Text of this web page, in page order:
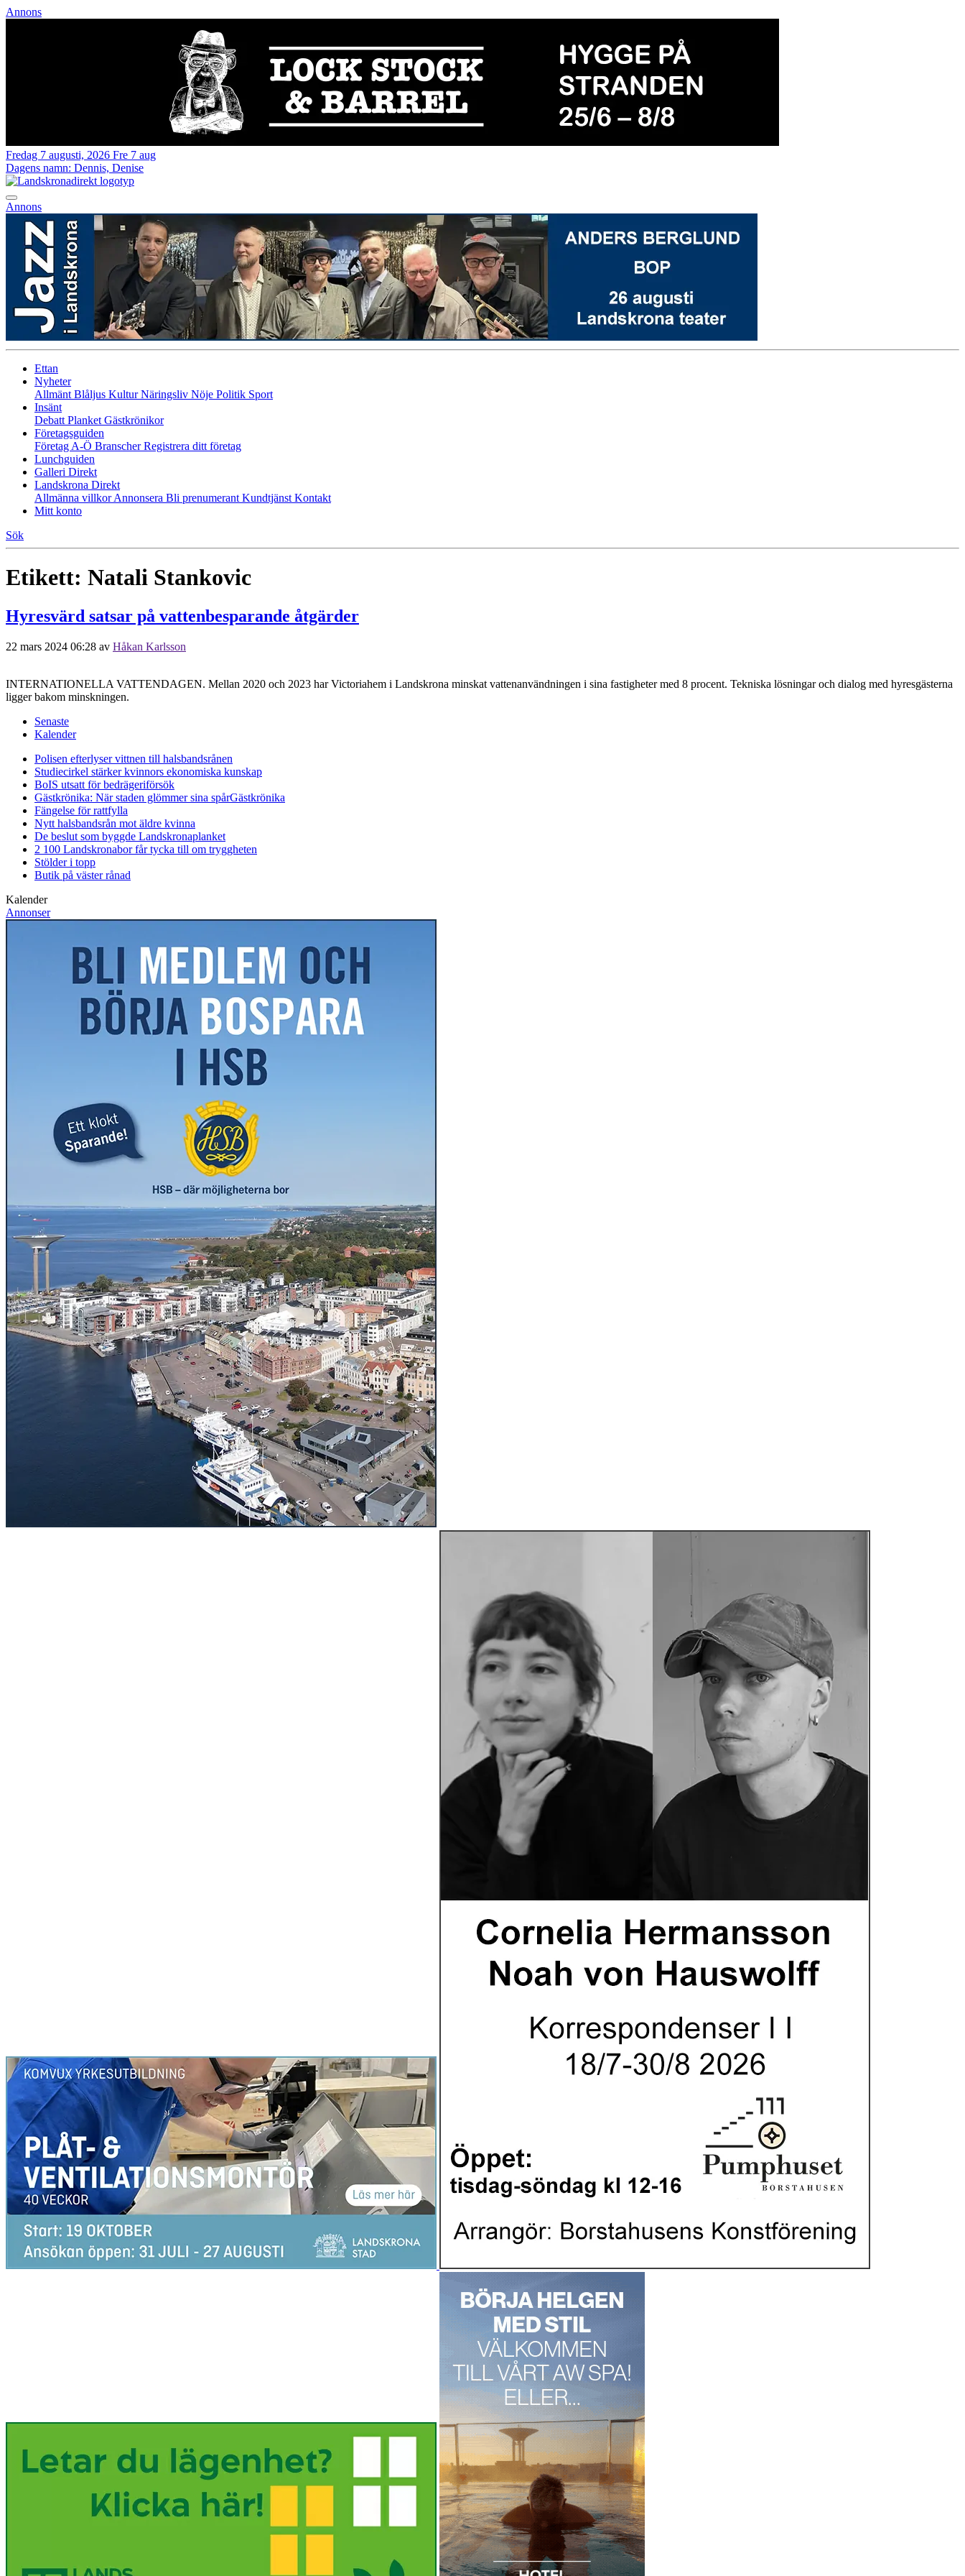
Annons
Fredag 7 augusti, 2026 Fre 7 aug
Dagens namn: Dennis, Denise
Annons
Ettan
Nyheter
Allmänt Blåljus KulturNäringsliv Nöje Politik Sport
Insänt
Debatt Planket Gästkrönikor
Företagsguiden
Företag A-Ö BranscherRegistrera ditt företag
Lunchguiden
Galleri Direkt
Landskrona Direkt
Allmänna villkorAnnonsera Bli prenumerant Kundtjänst Kontakt
Mitt konto
Sök
Etikett: Natali Stankovic
Hyresvärd satsar på vattenbesparande åtgärder
22 mars 2024 06:28 av Håkan Karlsson
INTERNATIONELLA VATTENDAGEN. Mellan 2020 och 2023 har Victoriahem i Landskrona minskat vattenanvändningen i sina fastigheter med 8 procent. Tekniska lösningar och dialog med hyresgästerna
ligger bakom minskningen.
Senaste
Kalender
Polisen efterlyser vittnen till halsbandsrånen
Studiecirkel stärker kvinnors ekonomiska kunskap
BoIS utsatt för bedrägeriförsök
Gästkrönika: När staden glömmer sina spårGästkrönika
Fängelse för rattfylla
Nytt halsbandsrån mot äldre kvinna
De beslut som byggde Landskronaplanket
2 100 Landskronabor får tycka till om tryggheten
Stölder i topp
Butik på väster rånad
Kalender
Annonser